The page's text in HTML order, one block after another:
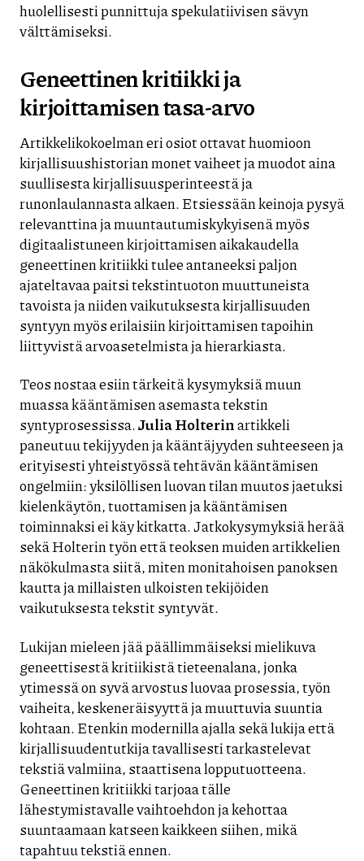
huolellisesti punnittuja spekulatiivisen sävyn
välttämiseksi.
Geneettinen kritiikki ja
kirjoittamisen tasa-arvo
Artikkelikokoelman eri osiot ottavat huomioon
kirjallisuushistorian monet vaiheet ja muodot aina
suullisesta kirjallisuusperinteestä ja
runonlaulannasta alkaen. Etsiessään keinoja pysyä
relevanttina ja muuntautumiskykyisenä myös
digitaalistuneen kirjoittamisen aikakaudella
geneettinen kritiikki tulee antaneeksi paljon
ajateltavaa paitsi tekstintuoton muuttuneista
tavoista ja niiden vaikutuksesta kirjallisuuden
syntyyn myös erilaisiin kirjoittamisen tapoihin
liittyvistä arvoasetelmista ja hierarkiasta.
Teos nostaa esiin tärkeitä kysymyksiä muun
muassa kääntämisen asemasta tekstin
syntyprosessissa.Julia Holterinartikkeli
paneutuu tekijyyden ja kääntäjyyden suhteeseen ja
erityisesti yhteistyössä tehtävän kääntämisen
ongelmiin: yksilöllisen luovan tilan muutos jaetuksi
kielenkäytön, tuottamisen ja kääntämisen
toiminnaksi ei käy kitkatta. Jatkokysymyksiä herää
sekä Holterin työn että teoksen muiden artikkelien
näkökulmasta siitä, miten monitahoisen panoksen
kautta ja millaisten ulkoisten tekijöiden
vaikutuksesta tekstit syntyvät.
Lukijan mieleen jää päällimmäiseksi mielikuva
geneettisestä kritiikistä tieteenalana, jonka
ytimessä on syvä arvostus luovaa prosessia, työn
vaiheita, keskeneräisyyttä ja muuttuvia suuntia
kohtaan. Etenkin modernilla ajalla sekä lukija että
kirjallisuudentutkija tavallisesti tarkastelevat
tekstiä valmiina, staattisena lopputuotteena.
Geneettinen kritiikki tarjoaa tälle
lähestymistavalle vaihtoehdon ja kehottaa
suuntaamaan katseen kaikkeen siihen, mikä
tapahtuu tekstiä ennen.